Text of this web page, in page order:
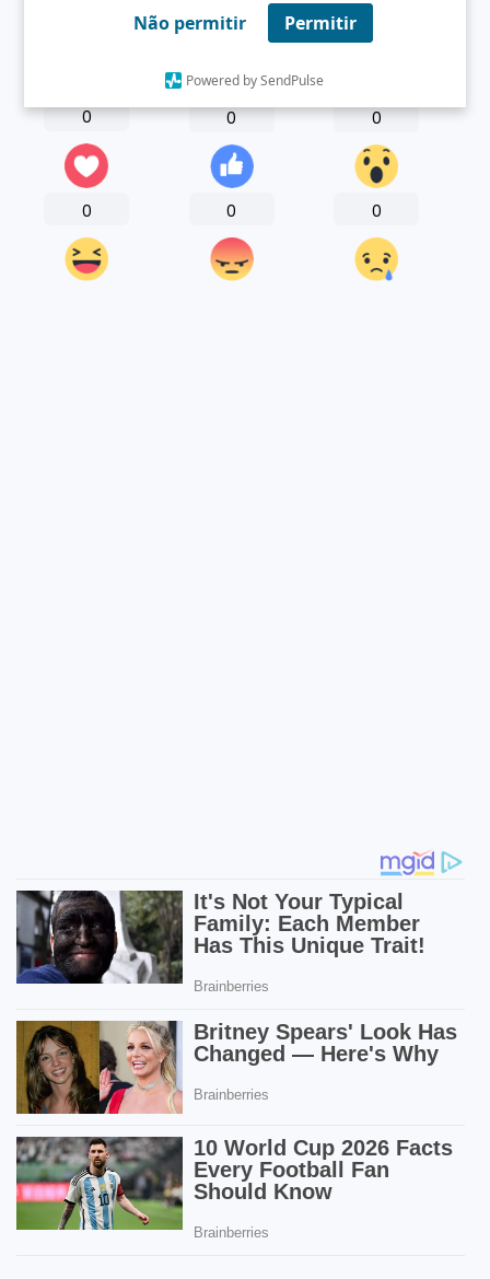
Não permitir Permitir
Powered by SendPulse
Compartilhe sua reação
0 0 0
0 0 0